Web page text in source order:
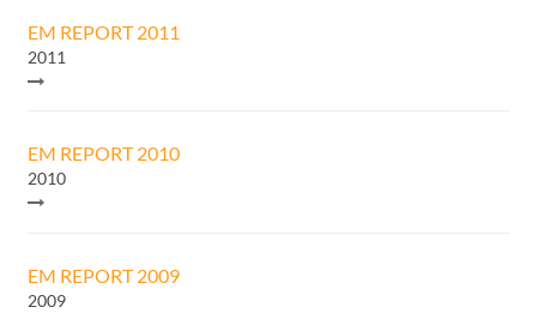
EM REPORT 2011
2011
EM REPORT 2010
2010
EM REPORT 2009
2009